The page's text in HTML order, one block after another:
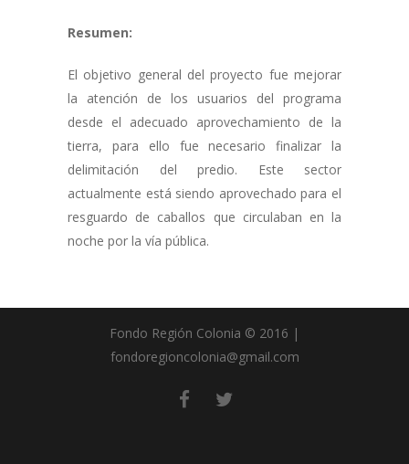
Resumen:
El objetivo general del proyecto fue mejorar
la atención de los usuarios del programa
desde el adecuado aprovechamiento de la
tierra, para ello fue necesario finalizar la
delimitación del predio. Este sector
actualmente está siendo aprovechado para el
resguardo de caballos que circulaban en la
noche por la vía pública.
Fondo Región Colonia © 2016 |
fondoregioncolonia@gmail.com